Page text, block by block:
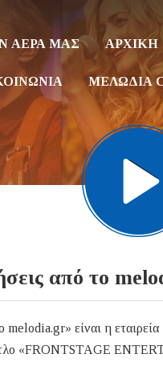
ΑΕΡΑ ΜΑΣ ΑΡΧΙΚΗ
ΜΕΛΩΔΙΑ
από το
είναι η
«FRONTSTAGE